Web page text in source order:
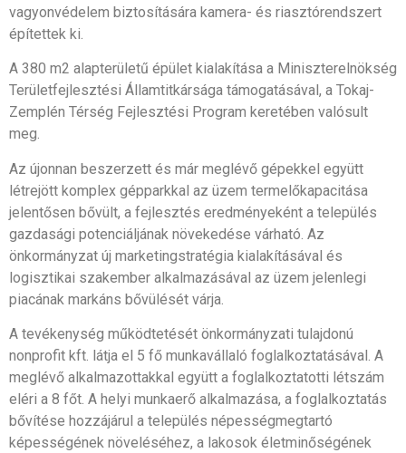
vagyonvédelem biztosítására kamera- és riasztórendszert
építettek ki.
A 380 m2 alapterületű épület kialakítása a Miniszterelnökség
Területfejlesztési Államtitkársága támogatásával, a Tokaj-
Zemplén Térség Fejlesztési Program keretében valósult
meg.
Az újonnan beszerzett és már meglévő gépekkel együtt
létrejött komplex gépparkkal az üzem termelőkapacitása
jelentősen bővült, a fejlesztés eredményeként a település
gazdasági potenciáljának növekedése várható. Az
önkormányzat új marketingstratégia kialakításával és
logisztikai szakember alkalmazásával az üzem jelenlegi
piacának markáns bővülését várja.
A tevékenység működtetését önkormányzati tulajdonú
nonprofit kft. látja el 5 fő munkavállaló foglalkoztatásával. A
meglévő alkalmazottakkal együtt a foglalkoztatotti létszám
eléri a 8 főt. A helyi munkaerő alkalmazása, a foglalkoztatás
bővítése hozzájárul a település népességmegtartó
képességének növeléséhez, a lakosok életminőségének